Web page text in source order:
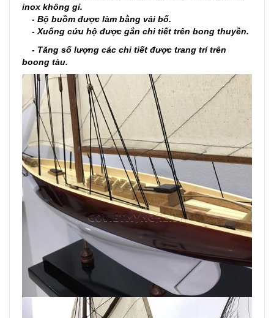
inox không gỉ.
- Bộ buồm được làm bằng vải bố.
- Xuống cứu hộ được gắn chi tiết trên bong thuyền.
- Tăng số lượng các chi tiết được trang trí trên
boong tàu.